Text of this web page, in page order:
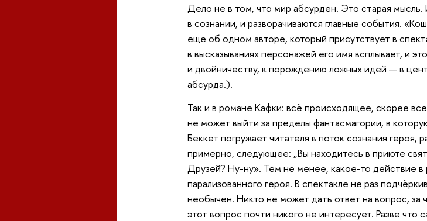
Дело не в том, что мир абсурден. Это старая
в сознании, и разворачиваются главные события.
еще об одном авторе, который присутствует в
в высказываниях персонажей его имя всплывает, и
и двойничеству, к порождению ложных идей — в
абсурда.).
Так и в романе Кафки: всё происходящее, скорее
не может выйти за пределы фантасмагории, в
Беккет погружает читателя в поток сознания героя,
примерно, следующее: „Вы находитесь в приюте
Друзей? Ну-ну». Тем не менее, какое-то действие
парализованного героя. В спектакле не раз
необычен. Никто не может дать ответ на вопрос, за
этот вопрос почти никого не интересует. Разве что